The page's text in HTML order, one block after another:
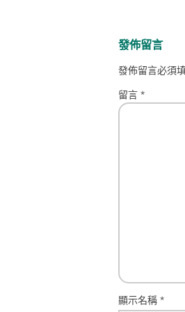
發佈留言
發佈留言必須
留言 *
顯示名稱 *